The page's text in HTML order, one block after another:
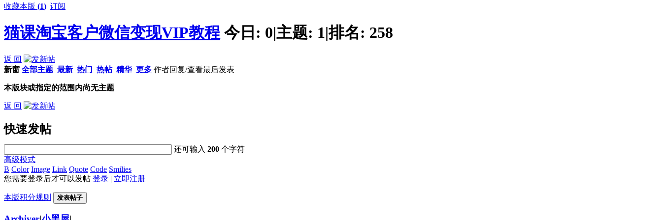
收藏本版 (1) |订阅
猫课淘宝客户微信变现VIP教程 今日: 0|主题: 1|排名: 258
返 回
新窗 全部主题 最新 热门 热帖 精华 更多 作者回复/查看最后发表
本版块或指定的范围内尚无主题
返 回
快速发帖
还可输入200 个字符
高级模式
B Color Image Link Quote Code Smilies
您需要登录后才可以发帖 登录 | 立即注册
本版积分规则 发表帖子